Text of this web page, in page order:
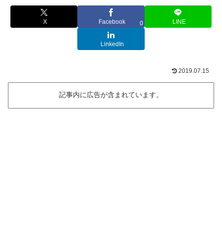
X Facebook 0 LINE
LinkedIn
2019.07.15
記事内に広告が含まれています。